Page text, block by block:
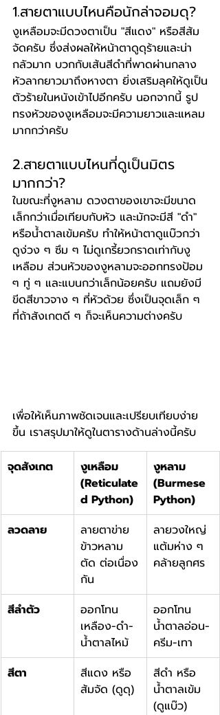
1.สายตาแบบไหนคือนักล่าจอมดุ?
งูเหลือมจะมีดวงตาเป็น "สีแดง" หรือสีส้ม
จัดครับ ซึ่งส่งผลให้หน้าตาดูดุร้ายและน่า
กลัวมาก บวกกับเส้นสีดำที่พาดผ่านกลาง
หัวลากยาวมาถึงหางตา ยิ่งเสริมลุคให้ดูเป็น
ตัวร้ายในหนังเข้าไปอีกครับ นอกจากนี้ รูป
ทรงหัวของงูเหลือมจะมีความยาวและแหลม
มากกว่าครับ
2.สายตาแบบไหนที่ดูเป็นมิตร
มากกว่า?
ในขณะที่งูหลาม ดวงตาของเขาจะมีขนาด
เล็กกว่าเมื่อเทียบกับหัว และมักจะมีสี "ดำ"
หรือน้ำตาลเข้มครับ ทำให้หน้าตาดูแบ๊วกว่า
ดูง่วง ๆ ซึม ๆ ไม่ดูเกรี้ยวกราดเท่ากับงู
เหลือม ส่วนหัวของงูหลามจะออกทรงป้อม
ๆ ทู่ ๆ และแบนกว่าเล็กน้อยครับ แถมยังมี
ขีดสีขาวจาง ๆ ที่หัวด้วย ซึ่งเป็นจุดเล็ก ๆ
ที่ถ้าสังเกตดี ๆ ก็จะเห็นความต่างครับ
เพื่อให้เห็นภาพชัดเจนและเปรียบเทียบง่าย
ขึ้น เราสรุปมาให้ดูในตารางด้านล่างนี้ครับ
จุดสังเกต
งูเหลือม
(Reticulate
d Python)
งูหลาม
(Burmese
Python)
ลวดลาย
ลายตาข่าย
ข้าวหลาม
ตัด ต่อเนื่อง
กัน
ลายวงใหญ่
แต้มห่าง ๆ
คล้ายลูกศร
สีลำตัว
ออกโทน
เหลือง-ดำ-
น้ำตาลไหม้
ออกโทน
น้ำตาลอ่อน-
ครีม-เทา
สีตา
สีแดง หรือ
ส้มจัด (ดูดุ)
สีดำ หรือ
น้ำตาลเข้ม
(ดูแบ๊ว)